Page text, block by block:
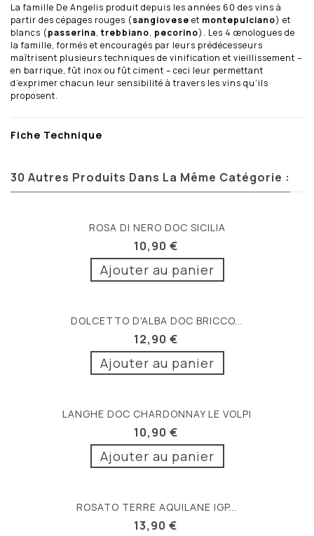
La famille De Angelis produit depuis les années 60 des vins à
partir des cépages rouges (sangiovese et montepulciano) et
blancs (passerina,trebbiano, pecorino). Les 4 œnologues de
la famille, formés et encouragés par leurs prédécesseurs
maîtrisent plusieurs techniques de vinification et vieillissement –
en barrique, fût inox ou fût ciment – ceci leur permettant
d’exprimer chacun leur sensibilité à travers les vins qu’ils
proposent.
Fiche Technique
30 Autres Produits Dans La Même Catégorie :
ROSA DI NERO DOC SICILIA
10,90 €
Ajouter au panier
DOLCETTO D'ALBA DOC BRICCO...
12,90 €
Ajouter au panier
LANGHE DOC CHARDONNAY LE VOLPI
10,90 €
Ajouter au panier
ROSATO TERRE AQUILANE IGP...
13,90 €